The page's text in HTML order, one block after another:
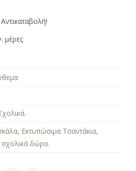
μέρες
.
, Εκτυπώσιμα Τσαντάκια,
σχολικά δώρα.